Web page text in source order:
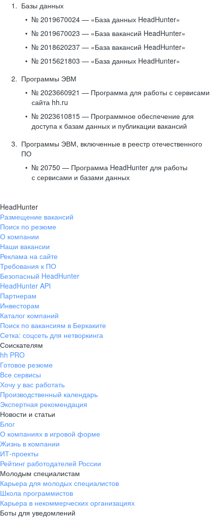
Базы данных
№ 2019670024 — «База данных HeadHunter»
№ 2019670023 — «База вакансий HeadHunter»
№ 2018620237 — «База вакансий HeadHunter»
№ 2015621803 — «База данных HeadHunter»
Программы ЭВМ
№ 2023660921 — Программа для работы с сервисами
сайта hh.ru
№ 2023610815 — Программное обеспечение для
доступа к базам данных и публикации вакансий
Программы ЭВМ, включенные в реестр отечественного
ПО
№ 20750 — Программа HeadHunter для работы
с сервисами и базами данных
HeadHunter
Размещение вакансий
Поиск по резюме
О компании
Наши вакансии
Реклама на сайте
Требования к ПО
Безопасный HeadHunter
HeadHunter API
Партнерам
Инвесторам
Каталог компаний
Поиск по вакансиям в Беркаките
Сетка: соцсеть для нетворкинга
Соискателям
hh PRO
Готовое резюме
Все сервисы
Хочу у вас работать
Производственный календарь
Экспертная рекомендация
Новости и статьи
Блог
О компаниях в игровой форме
Жизнь в компании
ИТ-проекты
Рейтинг работодателей России
Молодым специалистам
Карьера для молодых специалистов
Школа программистов
Карьера в некоммерческих организациях
Боты для уведомлений